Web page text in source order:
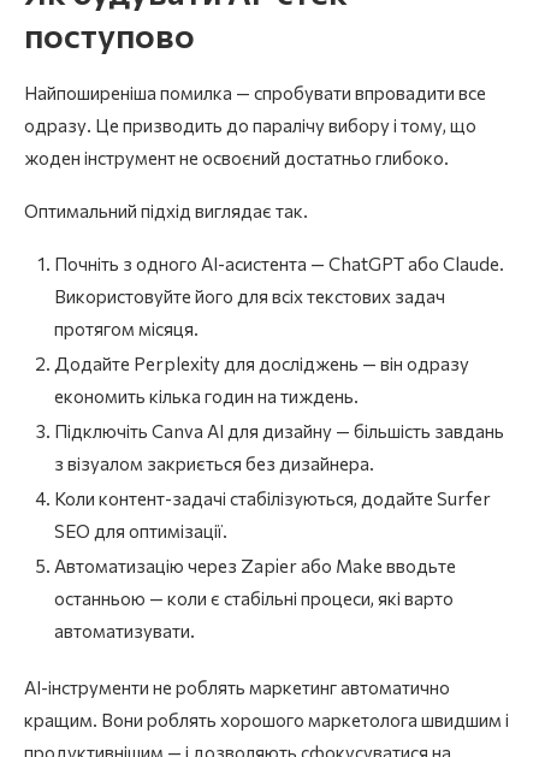
поступово
Найпоширеніша помилка — спробувати впровадити все
одразу. Це призводить до паралічу вибору і тому, що
жоден інструмент не освоєний достатньо глибоко.
Оптимальний підхід виглядає так.
Почніть з одного AI-асистента — ChatGPT або Claude.
Використовуйте його для всіх текстових задач
протягом місяця.
Додайте Perplexity для досліджень — він одразу
економить кілька годин на тиждень.
Підключіть Canva AI для дизайну — більшість завдань
з візуалом закриється без дизайнера.
Коли контент-задачі стабілізуються, додайте Surfer
SEO для оптимізації.
Автоматизацію через Zapier або Make вводьте
останньою — коли є стабільні процеси, які варто
автоматизувати.
AI-інструменти не роблять маркетинг автоматично
кращим. Вони роблять хорошого маркетолога швидшим і
продуктивнішим — і дозволяють сфокусуватися на